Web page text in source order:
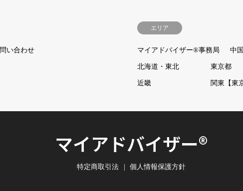
問い合わせ
エリア
マイアドバイザー®事務局 中
北海道・東北 東京都
近畿 関東【東
マイアドバイザー®
特定商取引法 個人情報保護方針